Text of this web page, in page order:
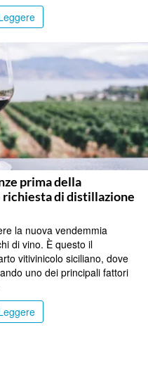
prima della
di distillazione
la nuova vendemmia
di vino. È questo il
vitivinicolo siciliano, dove
uno dei principali fattori